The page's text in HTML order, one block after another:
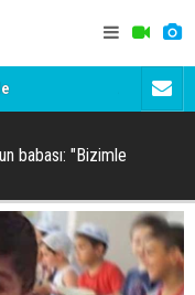
ADALET
babası: "Bizimle